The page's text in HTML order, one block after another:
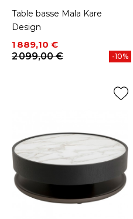
Table basse Mala Kare
Design
Prix
1 889,10 €
Prix de base
2 099,00 €
-10%